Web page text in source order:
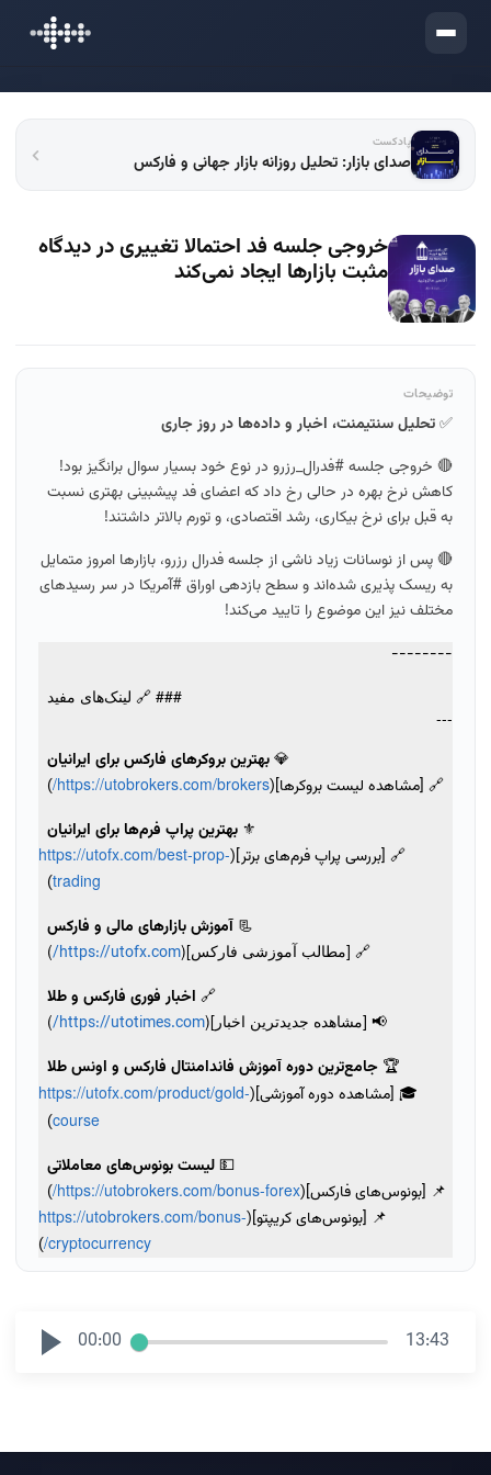
ورود
پادکست
صدای بازار: تحلیل روزانه بازار جهانی و فارکس
خروجی جلسه فد احتمالا تغییری در دیدگاه
مثبت بازارها ایجاد نمی‌کند
توضیحات
✅تحلیل سنتیمنت، اخبار و داده‌ها در روز جاری
🔴 خروجی جلسه #فدرال_رزرو در نوع خود بسیار سوال برانگیز بود!
کاهش نرخ بهره در حالی رخ داد که اعضای فد پیشبینی بهتری نسبت
به قبل برای نرخ بیکاری، رشد اقتصادی، و تورم بالاتر داشتند!
🔴 پس از نوسانات زیاد ناشی از جلسه فدرال رزرو، بازارها امروز متمایل
به ریسک پذیری شده‌اند و سطح بازدهی اوراق #آمریکا در سر رسید‌های
مختلف نیز این موضوع را تایید می‌کند!
--------
### 🔗 لینک‌های مفید
---
💎 بهترین بروکرهای فارکس برای ایرانیان
🔗 [مشاهده لیست بروکرها](https://utobrokers.com/brokers/
)
⚜️ بهترین پراپ فرم‌ها برای ایرانیان
🔗 [بررسی پراپ فرم‌های برتر](https://utofx.com/best-prop-
trading
)
📃 آموزش بازارهای مالی و فارکس
🔗 [مطالب آموزشی فارکس](https://utofx.com/
)
🔗 اخبار فوری فارکس و طلا
📢 [مشاهده جدیدترین اخبار](https://utotimes.com/
)
🏆 جامع‌ترین دوره آموزش فاندامنتال فارکس و اونس طلا
🎓 [مشاهده دوره آموزشی](https://utofx.com/product/gold-
course
)
💵 لیست بونوس‌های معاملاتی
📌 [بونوس‌های فارکس](https://utobrokers.com/bonus-forex/
)
📌 [بونوس‌های کریپتو](https://utobrokers.com/bonus-
cryptocurrency/
)
00:00 13:43